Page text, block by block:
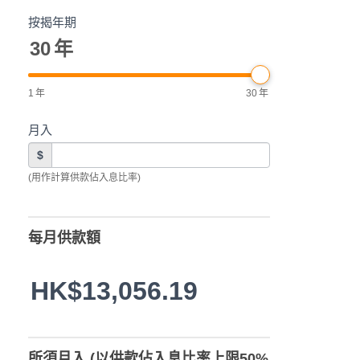
按揭年期
30年
1 年 30年
月入
$
(用作計算供款佔入息比率)
每月供款額
HK$13,056.19